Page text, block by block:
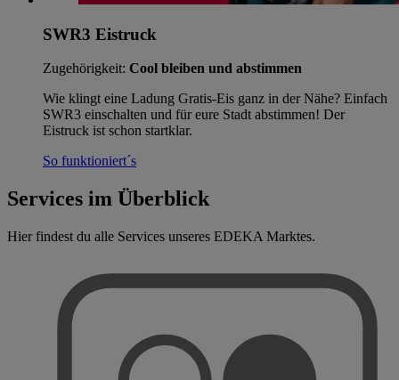
SWR3 Eistruck
Zugehörigkeit: Cool bleiben und abstimmen
Wie klingt eine Ladung Gratis-Eis ganz in der Nähe? Einfach
SWR3 einschalten und für eure Stadt abstimmen! Der
Eistruck ist schon startklar.
So funktioniert´s
Services im Überblick
Hier findest du alle Services unseres EDEKA Marktes.